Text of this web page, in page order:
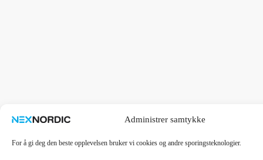
Administrer samtykke
For å gi deg den beste opplevelsen bruker vi cookies og andre sporingsteknologier.